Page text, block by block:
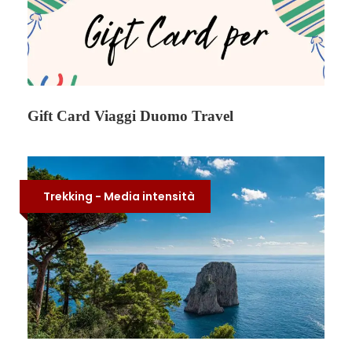
vulcanica.
Escursioni sul vulcano
Etna con due notti al
Rifugio Sapienza
Accompagnati da guide esperte, le
sull’Etnadiventano anche un viaggio nella storia
geologica e culturale della Sicilia. Il soggiorno
prevededue notti presso il Rifugio Sapienza,
punto strategico alle pendici del vulcano, ideale
per vivere l’atmosfera unica dell’alta quota e
prepararsi alle escursioni tra i diversi versanti
dell’Etna.
Gift Card Viaggi Duomo Travel
Trekking - Media intensità